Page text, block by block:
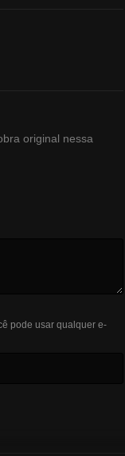
original nessa
pode usar qualquer e-